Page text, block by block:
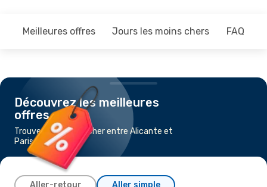
Meilleures offres Jours les moins chers FAQ
Découvrez les meilleures
offres
Trouvez un vol pas cher entre Alicante et
Paris
Aller-retour Aller simple